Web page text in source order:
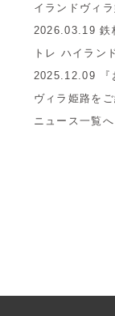
イランドヴィ
2026.03.19 鉄
トレ ハイラン
2025.12.09
ヴィラ姫路を
ニュース一覧へ